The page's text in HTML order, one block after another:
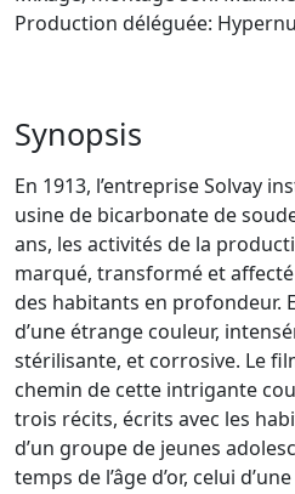
Production déléguée:
Synopsis
En 1913, l’entreprise Solvay
usine de bicarbonate de
ans, les activités de la
marqué, transformé et
des habitants en profondeur.
d’une étrange couleur,
stérilisante, et corrosive. Le
chemin de cette intrigante
trois récits, écrits avec les
d’un groupe de jeunes
temps de l’âge d’or, celui